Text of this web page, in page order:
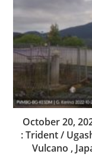
October 20,
: Trident /
Vulcano ,